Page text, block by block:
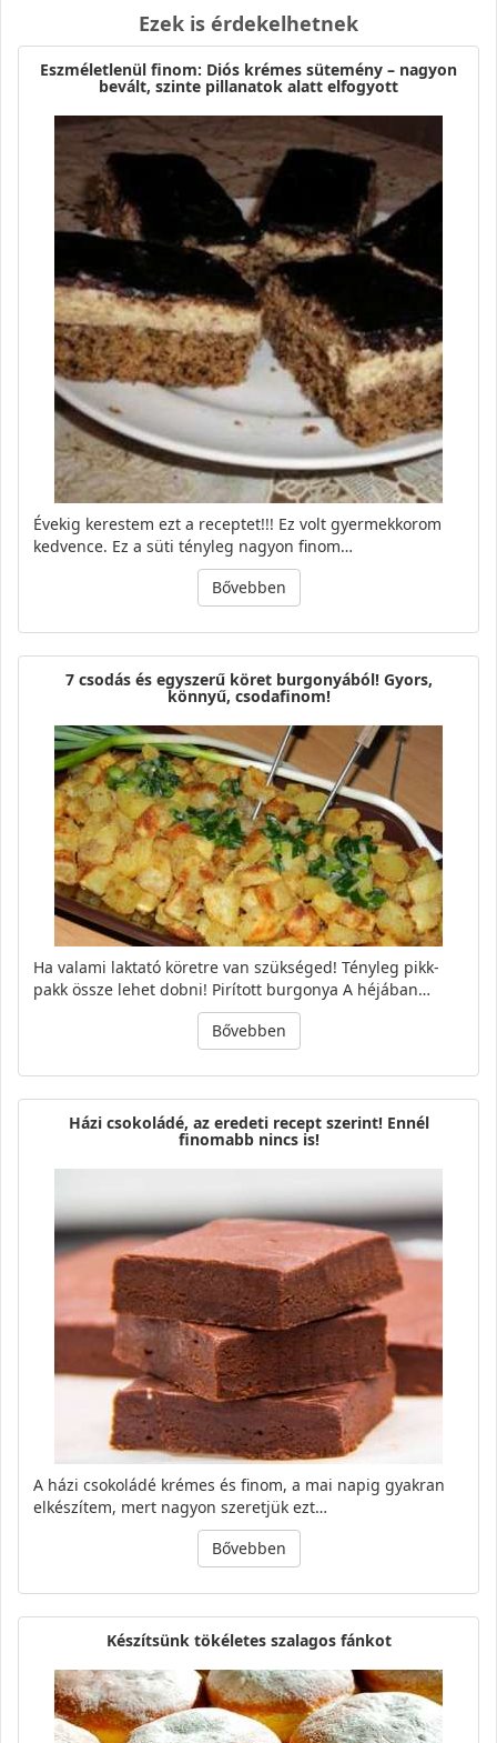
Ezek is érdekelhetnek
Eszméletlenül finom: Diós krémes sütemény – nagyon
bevált, szinte pillanatok alatt elfogyott
Évekig kerestem ezt a receptet!!! Ez volt gyermekkorom
kedvence. Ez a süti tényleg nagyon finom…
Bővebben
7 csodás és egyszerű köret burgonyából! Gyors,
könnyű, csodafinom!
Ha valami laktató köretre van szükséged! Tényleg pikk-
pakk össze lehet dobni! Pirított burgonya A héjában…
Bővebben
Házi csokoládé, az eredeti recept szerint! Ennél
finomabb nincs is!
A házi csokoládé krémes és finom, a mai napig gyakran
elkészítem, mert nagyon szeretjük ezt…
Bővebben
Készítsünk tökéletes szalagos fánkot